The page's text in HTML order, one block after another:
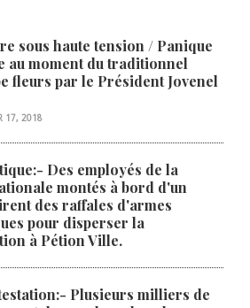
sous haute tension / Panique
au moment du traditionnel
fleurs par le Président Jovenel
17, 2018
Des employés de la
montés à bord d'un
des raffales d'armes
pour disperser la
à Pétion Ville.
Plusieurs milliers de